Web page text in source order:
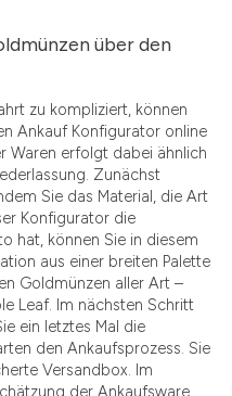
über den
zu kompliziert, können
Ankauf Konfigurator online
Waren erfolgt dabei ähnlich
Zunächst
Sie das Material, die Art
Konfigurator die
hat, können Sie in diesem
aus einer breiten Palette
Goldmünzen aller Art –
Leaf. Im nächsten Schritt
ein letztes Mal die
den Ankaufsprozess. Sie
Versandbox. Im
der Ankaufsware